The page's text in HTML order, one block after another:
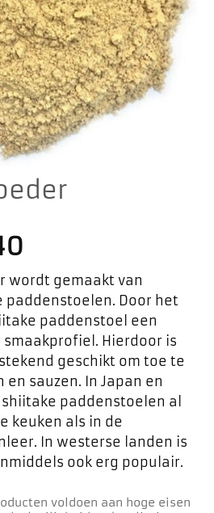
wordt gemaakt van
paddenstoelen. Door het
paddenstoel een
Hierdoor is
geschikt om toe te
sauzen. In Japan en
paddenstoelen al
keuken als in de
In westerse landen is
ook erg populair.
voldoen aan hoge eisen